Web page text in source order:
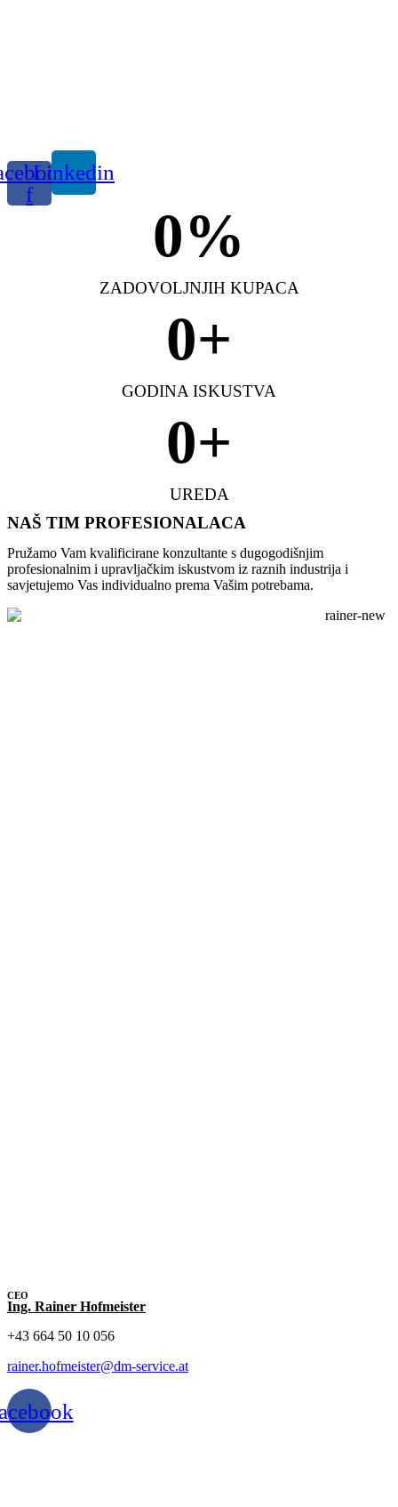
f
Linkedin
0%
ZADOVOLJNJIH KUPACA
0+
GODINA ISKUSTVA
0+
UREDA
NAŠ TIM PROFESIONALACA
Pružamo Vam kvalificirane konzultante s dugogodišnjim
profesionalnim i upravljačkim iskustvom iz raznih industrija i
savjetujemo Vas individualno prema Vašim potrebama.
CEO
Ing. Rainer Hofmeister
+43 664 50 10 056
rainer.hofmeister@dm-service.at